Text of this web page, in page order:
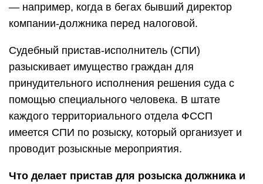
— например, когда в бегах бывший директор
компании-должника перед налоговой.
Судебный пристав-исполнитель (СПИ)
разыскивает имущество граждан для
принудительного исполнения решения суда с
помощью специального человека. В штате
каждого территориального отдела ФССП
имеется СПИ по розыску, который организует и
проводит розыскные мероприятия.
Что делает пристав для розыска должника и